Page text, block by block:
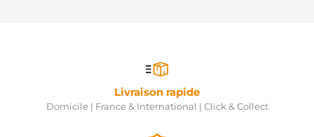
Livraison rapide
Domicile | France & International | Click & Collect